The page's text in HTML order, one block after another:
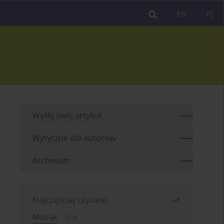
PL
EN
Wyślij swój artykuł
Wytyczne dla autorów
Archiwum
Najczęściej czytane
Miesiąc
Rok